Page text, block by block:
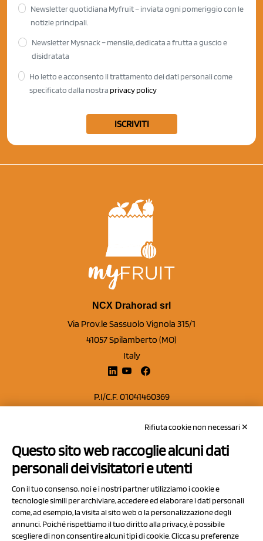
Newsletter quotidiana Myfruit – inviata ogni pomeriggio con le
notizie principali.
Newsletter Mysnack – mensile, dedicata a frutta a guscio e
disidratata
Ho letto e acconsento il trattamento dei dati personali come
specificato dalla nostra privacy policy
ISCRIVITI
NCX Drahorad srl
Via Prov.le Sassuolo Vignola 315/1
41057 Spilamberto (MO)
Italy
P.I/C.F. 01041460369
Capitale sociale Euro 50.000,00 i.v.
Contatti
Privacy Policy
Cookie Policy
Chi Siamo
Rifiuta cookie non necessari ✕
Questo sito web raccoglie alcuni dati
personali dei visitatori e utenti
Con il tuo consenso, noi e i nostri partner utilizziamo i cookie e
tecnologie simili per archiviare, accedere ed elaborare i dati personali
come, ad esempio, la visita al sito web o la personalizzazione degli
annunci. Poiché rispettiamo il tuo diritto alla privacy, è possibile
scegliere di non consentire alcuni tipi di cookie. Clicca su preferenze